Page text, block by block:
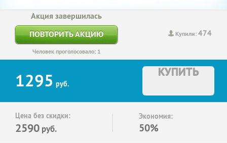
Купили:474
Акция завершилась
ПОВТОРИТЬ АКЦИЮ
Человек проголосовало: 1
1295 руб.
КУПИТЬ
Цена без скидки:
2590 руб.
Экономия:
50%